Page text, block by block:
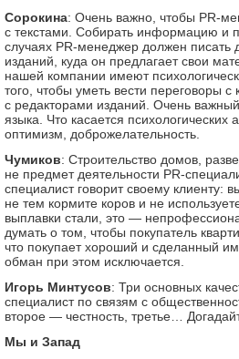
Сорокина: Очень важно, чтобы PR-
с текстами. Собирать информацию и
случаях PR-менеджер должен писать
изданий, куда он предлагает свои
нашей компании имеют
того, чтобы уметь вести переговоры
с редакторами изданий. Очень
языка. Что касается психологических
оптимизм, доброжелательность.
Чумиков: Строительство домов,
не предмет деятельности PR-
специалист говорит своему клиенту:
не тем кормите коров и не
выплавки стали, это —
думать о том, чтобы покупатель
что покупает хороший и сделанный
обман при этом исключается.
Игорь Минтусов: Три основных
специалист по связям с
второе — честность, третье…
Мы и Запад